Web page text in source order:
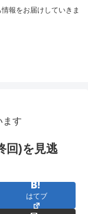
報をお届けしていきま
ます
回)を見逃
はてブ